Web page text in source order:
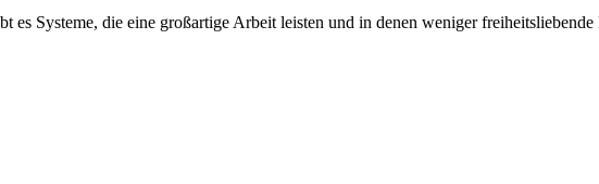
Systeme, die eine großartige Arbeit leisten und in denen weniger